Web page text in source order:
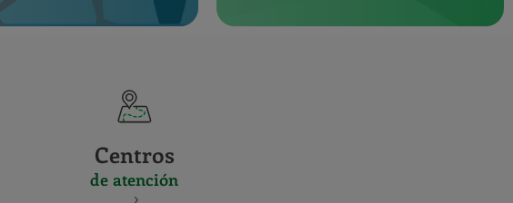
Centros
de atención